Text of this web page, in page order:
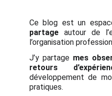
Ce blog est un
partage autour de
l’organisation
J’y partage mes
retours
développement de
pratiques.